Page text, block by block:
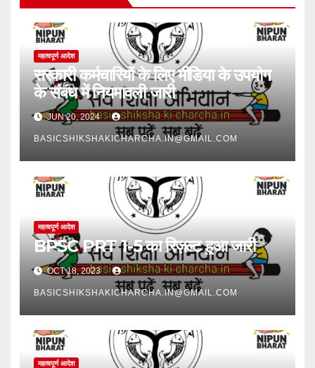
महत्वपूर्ण आदेश
सरकारी कर्मचारियों के लिए मीडिया के उपयोग
के संबंध में नियमावली जारी
JUN 20, 2024
BASICSHIKSHAKICHARCHA.IN@GMAIL.COM
महत्वपूर्ण आदेश
BPSC PRT 1-5 का रिज़ल्ट हुआ जारी
OCT 18, 2023
BASICSHIKSHAKICHARCHA.IN@GMAIL.COM
महत्वपूर्ण आदेश